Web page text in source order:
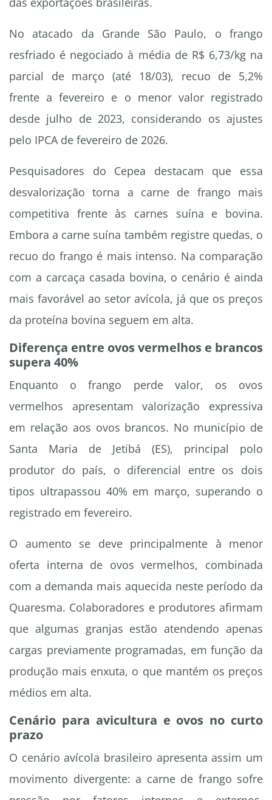
No atacado da Grande São Paulo, o frango
resfriado é negociado à média de R$ 6,73/kg na
parcial de março (até 18/03), recuo de 5,2%
frente a fevereiro e o menor valor registrado
desde julho de 2023, considerando os ajustes
pelo IPCA de fevereiro de 2026.
Pesquisadores do Cepea destacam que essa
desvalorização torna a carne de frango mais
competitiva frente às carnes suína e bovina.
Embora a carne suína também registre quedas, o
recuo do frango é mais intenso. Na comparação
com a carcaça casada bovina, o cenário é ainda
mais favorável ao setor avícola, já que os preços
da proteína bovina seguem em alta.
Diferença entre ovos vermelhos e brancos
supera 40%
Enquanto o frango perde valor, os ovos
vermelhos apresentam valorização expressiva
em relação aos ovos brancos. No município de
Santa Maria de Jetibá (ES), principal polo
produtor do país, o diferencial entre os dois
tipos ultrapassou 40% em março, superando o
registrado em fevereiro.
O aumento se deve principalmente à menor
oferta interna de ovos vermelhos, combinada
com a demanda mais aquecida neste período da
Quaresma. Colaboradores e produtores afirmam
que algumas granjas estão atendendo apenas
cargas previamente programadas, em função da
produção mais enxuta, o que mantém os preços
médios em alta.
Cenário para avicultura e ovos no curto
prazo
O cenário avícola brasileiro apresenta assim um
movimento divergente: a carne de frango sofre